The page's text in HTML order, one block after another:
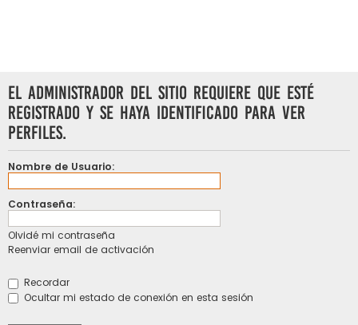
El administrador del sitio requiere que esté
registrado y se haya identificado para ver
perfiles.
Nombre de Usuario:
Contraseña:
Olvidé mi contraseña
Reenviar email de activación
Recordar
Ocultar mi estado de conexión en esta sesión